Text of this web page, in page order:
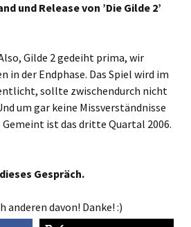
und Release von ’Die Gilde 2’
Gilde 2 gedeiht prima, wir
in der Endphase. Das Spiel wird im
sollte zwischendurch nicht
um gar keine Missverständnisse
ist das dritte Quartal 2006.
Gespräch.
anderen davon! Danke! :)